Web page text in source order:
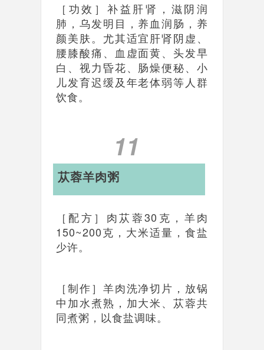
［功效］补益肝肾，滋阴润
肺，乌发明目，养血润肠，养
颜美肤。尤其适宜肝肾阴虚、
腰膝酸痛、血虚面黄、头发早
白、视力昏花、肠燥便秘、小
儿发育迟缓及年老体弱等人群
饮食。
11
苁蓉羊肉粥
［配方］肉苁蓉30克，羊肉
150~200克，大米适量，食盐
少许。
［制作］羊肉洗净切片，放锅
中加水煮熟，加大米、苁蓉共
同煮粥，以食盐调味。